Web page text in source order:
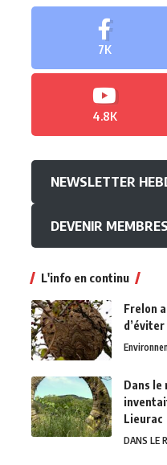
7K
4.8K
NEWSLETTER
DEVENIR
L'info en continu
Frelon
Dans le
Lieurac
DANS LE